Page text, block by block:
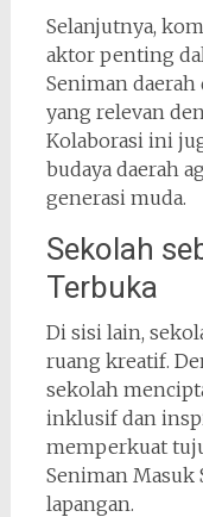
Selanjutnya,
aktor penting
Seniman
yang relevan
Kolaborasi ini
budaya daerah
generasi muda.
Sekolah
Terbuka
Di sisi lain,
ruang kreatif.
sekolah
inklusif dan
memperkuat
Seniman Masuk
lapangan.